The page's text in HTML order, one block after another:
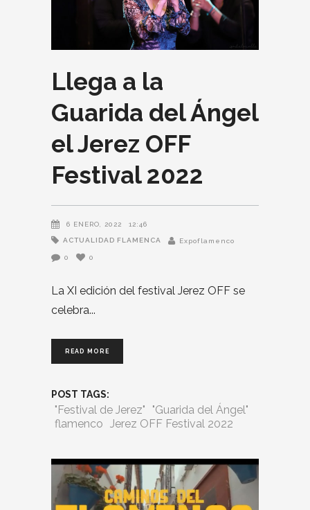
Llega a la
Guarida del Ángel
el Jerez OFF
Festival 2022
6 ENERO, 2022 12:46
ACTUALIDAD FLAMENCA Expoflamenco
0 0
La XI edición del festival Jerez OFF se
celebra
READ MORE
POST TAGS:
"Festival de Jerez"
"Guarida del Ángel"
flamenco Jerez OFF Festival 2022